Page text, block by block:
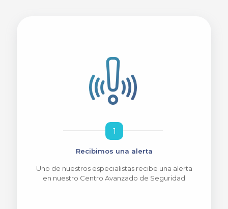
1
Recibimos una alerta
Uno de nuestros especialistas recibe una alerta
en nuestro Centro Avanzado de Seguridad